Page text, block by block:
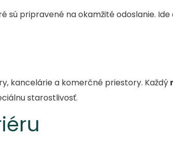
sú pripravené na okamžité odoslanie.
kancelárie a komerčné priestory. Každý
starostlivosť.